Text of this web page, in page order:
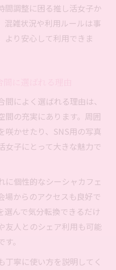
間調整に困る推し活女子か
混雑状況や利用ルールは事
より安心して利用できま
によく選ばれる理由は、
間の充実にあります。周囲
咲かせたり、SNS用の写真
女子にとって大きな魅力で
に個性的なシーシャカフェ
場からのアクセスも良好で
選んで気分転換できるだけ
友人とのシェア利用も可能
。
丁寧に使い方を説明してく